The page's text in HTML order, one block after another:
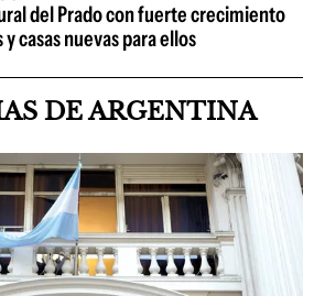
del Prado con fuerte crecimiento
casas nuevas para ellos
DE ARGENTINA